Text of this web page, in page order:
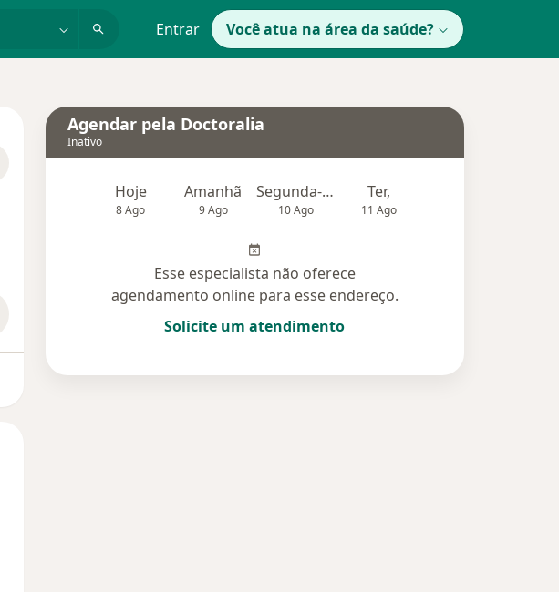
Entrar Você atua na área da saúde?
Agendar pela Doctoralia
Inativo
Hoje
8 Ago
Amanhã
9 Ago
Segunda-feira
10 Ago
Ter,
11 Ago
Esse especialista não oferece
agendamento online para esse endereço.
Solicite um atendimento